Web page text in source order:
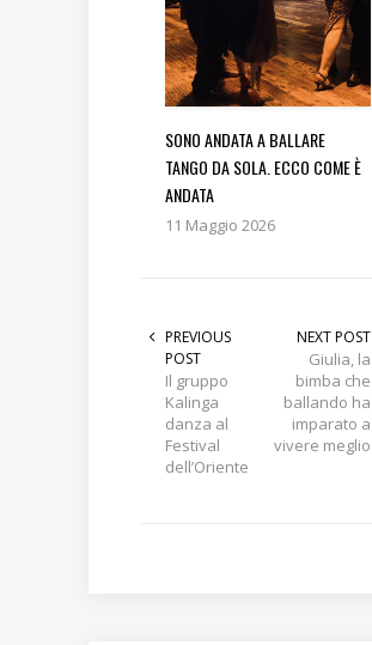
SONO ANDATA A BALLARE
TANGO DA SOLA. ECCO COME È
ANDATA
11 Maggio 2026
PREVIOUS
POST
Il gruppo
Kalinga
danza al
Festival
dell’Oriente
NEXT POST
Giulia, la
bimba che
ballando ha
imparato a
vivere meglio